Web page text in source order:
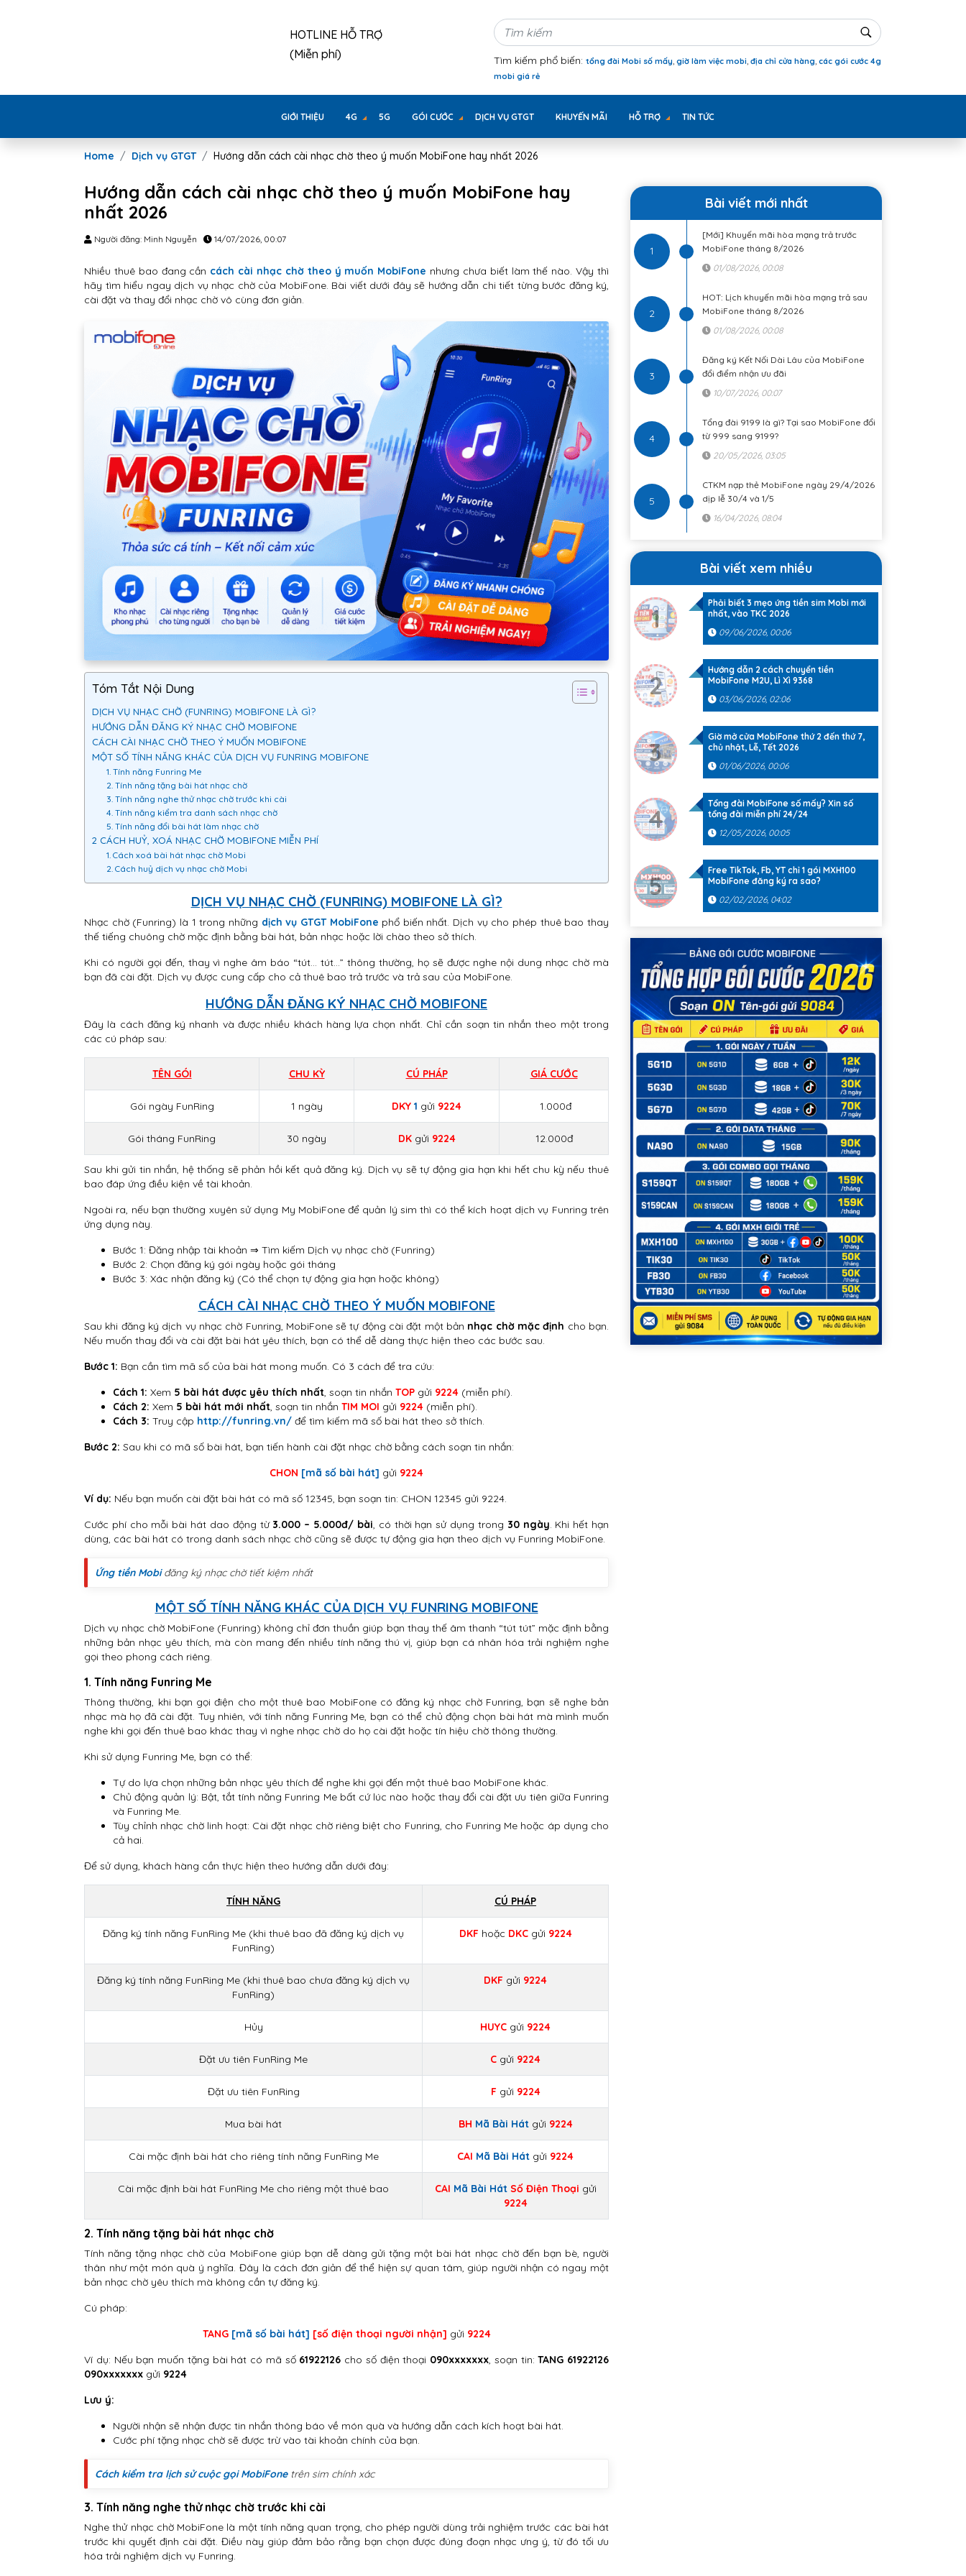
HOTLINE HỖ TRỢ
(Miễn phí)
Tìm kiếm phổ biến: tổng đài Mobi số mấy, giờ làm việc mobi, địa chỉ cửa hàng, các gói cước 4g
mobi giá rẻ
GIỚI THIỆU 4G 5G GÓI CƯỚC DỊCH VỤ GTGT KHUYẾN MÃI HỖ TRỢ TIN TỨC
Home Dịch vụ GTGT Hướng dẫn cách cài nhạc chờ theo ý muốn MobiFone hay nhất 2026
Hướng dẫn cách cài nhạc chờ theo ý muốn MobiFone hay
nhất 2026
Người đăng: Minh Nguyễn 14/07/2026, 00:07
Nhiều thuê bao đang cần cách cài nhạc chờ theo ý muốn MobiFone nhưng chưa biết làm thế nào. Vậy thì
hãy tìm hiểu ngay dịch vụ nhạc chờ của MobiFone. Bài viết dưới đây sẽ hướng dẫn chi tiết từng bước đăng ký,
cài đặt và thay đổi nhạc chờ vô cùng đơn giản.
Tóm Tắt Nội Dung
DỊCH VỤ NHẠC CHỜ (FUNRING) MOBIFONE LÀ GÌ?
HƯỚNG DẪN ĐĂNG KÝ NHẠC CHỜ MOBIFONE
CÁCH CÀI NHẠC CHỜ THEO Ý MUỐN MOBIFONE
MỘT SỐ TÍNH NĂNG KHÁC CỦA DỊCH VỤ FUNRING MOBIFONE
1. Tính năng Funring Me
2. Tính năng tặng bài hát nhạc chờ
3. Tính năng nghe thử nhạc chờ trước khi cài
4. Tính năng kiểm tra danh sách nhạc chờ
5. Tính năng đổi bài hát làm nhạc chờ
2 CÁCH HUỶ, XOÁ NHẠC CHỜ MOBIFONE MIỄN PHÍ
1. Cách xoá bài hát nhạc chờ Mobi
2. Cách huỷ dịch vụ nhạc chờ Mobi
DỊCH VỤ NHẠC CHỜ (FUNRING) MOBIFONE LÀ GÌ?
Nhạc chờ (Funring) là 1 trong những dịch vụ GTGT MobiFone phổ biến nhất. Dịch vụ cho phép thuê bao thay
thế tiếng chuông chờ mặc định bằng bài hát, bản nhạc hoặc lời chào theo sở thích.
Khi có người gọi đến, thay vì nghe âm báo “tút… tút…” thông thường, họ sẽ được nghe nội dung nhạc chờ mà
bạn đã cài đặt. Dịch vụ được cung cấp cho cả thuê bao trả trước và trả sau của MobiFone.
HƯỚNG DẪN ĐĂNG KÝ NHẠC CHỜ MOBIFONE
Đây là cách đăng ký nhanh và được nhiều khách hàng lựa chọn nhất. Chỉ cần soạn tin nhắn theo một trong
các cú pháp sau:
TÊN GÓI CHU KỲ CÚ PHÁP GIÁ CƯỚC
Gói ngày FunRing 1 ngày DKY 1 gửi 9224 1.000đ
Gói tháng FunRing 30 ngày DKgửi 9224 12.000đ
Sau khi gửi tin nhắn, hệ thống sẽ phản hồi kết quả đăng ký. Dịch vụ sẽ tự động gia hạn khi hết chu kỳ nếu thuê
bao đáp ứng điều kiện về tài khoản.
Ngoài ra, nếu bạn thường xuyên sử dụng My MobiFone để quản lý sim thì có thể kích hoạt dịch vụ Funring trên
ứng dụng này.
Bước 1: Đăng nhập tài khoản ⇒ Tìm kiếm Dịch vụ nhạc chờ (Funring)
Bước 2: Chọn đăng ký gói ngày hoặc gói tháng
Bước 3: Xác nhận đăng ký (Có thể chọn tự động gia hạn hoặc không)
CÁCH CÀI NHẠC CHỜ THEO Ý MUỐN MOBIFONE
Sau khi đăng ký dịch vụ nhạc chờ Funring, MobiFone sẽ tự động cài đặt một bản nhạc chờ mặc định cho bạn.
Nếu muốn thay đổi và cài đặt bài hát yêu thích, bạn có thể dễ dàng thực hiện theo các bước sau.
Bước 1: Bạn cần tìm mã số của bài hát mong muốn. Có 3 cách để tra cứu:
Cách 1: Xem 5 bài hát được yêu thích nhất, soạn tin nhắn TOP gửi 9224 (miễn phí).
Cách 2: Xem 5 bài hát mới nhất, soạn tin nhắn TIM MOI gửi 9224 (miễn phí).
Cách 3: Truy cập http://funring.vn/ để tìm kiếm mã số bài hát theo sở thích.
Bước 2: Sau khi có mã số bài hát, bạn tiến hành cài đặt nhạc chờ bằng cách soạn tin nhắn:
CHON [mã số bài hát] gửi 9224
Ví dụ: Nếu bạn muốn cài đặt bài hát có mã số 12345, bạn soạn tin: CHON 12345 gửi 9224.
Cước phí cho mỗi bài hát dao động từ 3.000 – 5.000đ/ bài, có thời hạn sử dụng trong 30 ngày. Khi hết hạn
dùng, các bài hát có trong danh sách nhạc chờ cũng sẽ được tự động gia hạn theo dịch vụ Funring MobiFone.
Ứng tiền Mobiđăng ký nhạc chờ tiết kiệm nhất
MỘT SỐ TÍNH NĂNG KHÁC CỦA DỊCH VỤ FUNRING MOBIFONE
Dịch vụ nhạc chờ MobiFone (Funring) không chỉ đơn thuần giúp bạn thay thế âm thanh “tút tút” mặc định bằng
những bản nhạc yêu thích, mà còn mang đến nhiều tính năng thú vị, giúp bạn cá nhân hóa trải nghiệm nghe
gọi theo phong cách riêng.
1. Tính năng Funring Me
Thông thường, khi bạn gọi điện cho một thuê bao MobiFone có đăng ký nhạc chờ Funring, bạn sẽ nghe bản
nhạc mà họ đã cài đặt. Tuy nhiên, với tính năng Funring Me, bạn có thể chủ động chọn bài hát mà mình muốn
nghe khi gọi đến thuê bao khác thay vì nghe nhạc chờ do họ cài đặt hoặc tín hiệu chờ thông thường.
Khi sử dụng Funring Me, bạn có thể:
Tự do lựa chọn những bản nhạc yêu thích để nghe khi gọi đến một thuê bao MobiFone khác.
Chủ động quản lý: Bật, tắt tính năng Funring Me bất cứ lúc nào hoặc thay đổi cài đặt ưu tiên giữa Funring
và Funring Me.
Tùy chỉnh nhạc chờ linh hoạt: Cài đặt nhạc chờ riêng biệt cho Funring, cho Funring Me hoặc áp dụng cho
cả hai.
Để sử dụng, khách hàng cần thực hiện theo hướng dẫn dưới đây:
TÍNH NĂNG CÚ PHÁP
Đăng ký tính năng FunRing Me (khi thuê bao đã đăng ký dịch vụ
FunRing)
DKF hoặc DKC gửi 9224
Đăng ký tính năng FunRing Me (khi thuê bao chưa đăng ký dịch vụ
FunRing)
DKF gửi 9224
Hủy HUYC gửi 9224
Đặt ưu tiên FunRing Me C gửi 9224
Đặt ưu tiên FunRing F gửi 9224
Mua bài hát BH Mã Bài Hát gửi 9224
Cài mặc định bài hát cho riêng tính năng FunRing Me CAI Mã Bài Hát gửi 9224
Cài mặc định bài hát FunRing Me cho riêng một thuê bao CAI Mã Bài Hát Số Điện Thoại gửi
9224
2. Tính năng tặng bài hát nhạc chờ
Tính năng tặng nhạc chờ của MobiFone giúp bạn dễ dàng gửi tặng một bài hát nhạc chờ đến bạn bè, người
thân như một món quà ý nghĩa. Đây là cách đơn giản để thể hiện sự quan tâm, giúp người nhận có ngay một
bản nhạc chờ yêu thích mà không cần tự đăng ký.
Cú pháp:
TANG [mã số bài hát] [số điện thoại người nhận] gửi 9224
Ví dụ: Nếu bạn muốn tặng bài hát có mã số 61922126 cho số điện thoại 090xxxxxxx, soạn tin:TANG 61922126
090xxxxxxx gửi 9224
Lưu ý:
Người nhận sẽ nhận được tin nhắn thông báo về món quà và hướng dẫn cách kích hoạt bài hát.
Cước phí tặng nhạc chờ sẽ được trừ vào tài khoản chính của bạn.
Cách kiểm tra lịch sử cuộc gọi MobiFonetrên sim chính xác
3. Tính năng nghe thử nhạc chờ trước khi cài
Nghe thử nhạc chờ MobiFone là một tính năng quan trọng, cho phép người dùng trải nghiệm trước các bài hát
trước khi quyết định cài đặt. Điều này giúp đảm bảo rằng bạn chọn được đúng đoạn nhạc ưng ý, từ đó tối ưu
hóa trải nghiệm dịch vụ Funring.
Bài viết mới nhất
1
[Mới] Khuyến mãi hòa mạng trả trước
MobiFone tháng 8/2026
01/08/2026, 00:08
2
HOT: Lịch khuyến mãi hòa mạng trả sau
MobiFone tháng 8/2026
01/08/2026, 00:08
3
Đăng ký Kết Nối Dài Lâu của MobiFone
đổi điểm nhận ưu đãi
10/07/2026, 00:07
4
Tổng đài 9199 là gì? Tại sao MobiFone đổi
từ 999 sang 9199?
20/05/2026, 03:05
5
CTKM nạp thẻ MobiFone ngày 29/4/2026
dịp lễ 30/4 và 1/5
16/04/2026, 08:04
Bài viết xem nhiều
1
Phải biết 3 mẹo ứng tiền sim Mobi mới
nhất, vào TKC 2026
09/06/2026, 00:06
2
Hướng dẫn 2 cách chuyển tiền
MobiFone M2U, Lì Xì 9368
03/06/2026, 02:06
3
Giờ mở cửa MobiFone thứ 2 đến thứ 7,
chủ nhật, Lễ, Tết 2026
01/06/2026, 00:06
4
Tổng đài MobiFone số mấy? Xin số
tổng đài miễn phí 24/24
12/05/2026, 00:05
5
Free TikTok, Fb, YT chỉ 1 gói MXH100
MobiFone đăng ký ra sao?
02/02/2026, 04:02